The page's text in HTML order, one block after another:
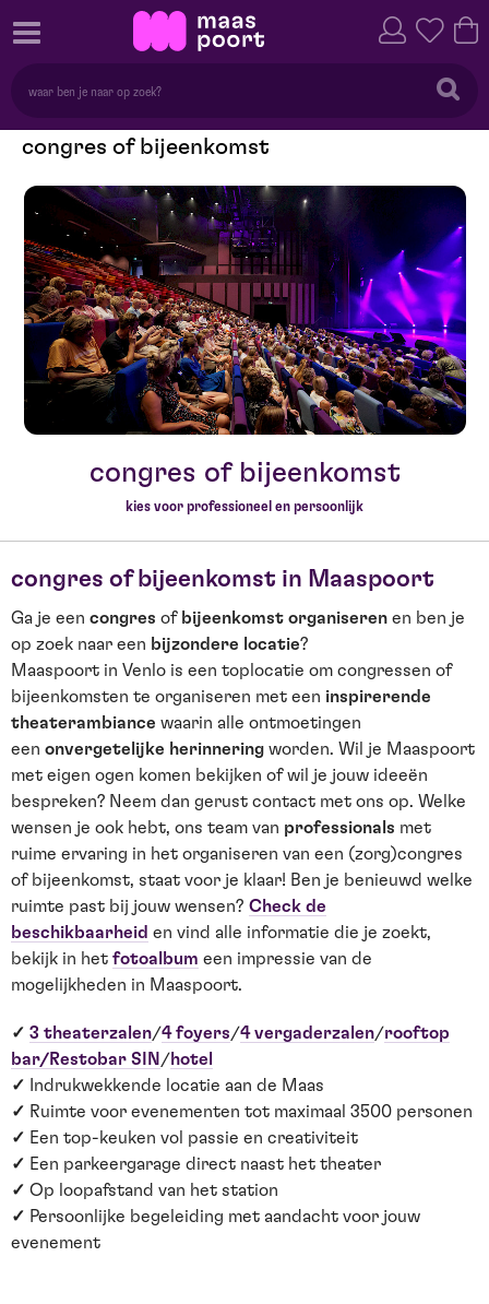
congres of bijeenkomst
congres of bijeenkomst
kies voor professioneel en persoonlijk
congres of bijeenkomst in Maaspoort
Ga je een congres ofbijeenkomst organiseren en ben je
op zoek naar een bijzondere locatie?
Maaspoort in Venlo is een toplocatie om congressen of
bijeenkomsten te organiseren met een inspirerende
theaterambiance waarin alle ontmoetingen
een onvergetelijke herinnering worden. Wil je Maaspoort
met eigen ogen komen bekijken of wil je jouw ideeën
bespreken? Neem dan gerust contact met ons op. Welke
wensen je ook hebt, ons team van professionals met
ruime ervaring in het organiseren van een (zorg)congres
of bijeenkomst, staat voor je klaar! Ben je benieuwd welke
ruimte past bij jouw wensen? Check de
beschikbaarheid en vind alle informatie die je zoekt,
bekijk in het fotoalbum een impressie van de
mogelijkheden in Maaspoort.
✓ 3 theaterzalen/4 foyers/4 vergaderzalen/rooftop
bar/Restobar SIN /hotel
✓
Indrukwekkende locatie aan de Maas
✓ Ruimte voor evenementen tot maximaal 3500 personen
✓ Een top-keuken vol passie en creativiteit
✓ Een parkeergarage direct naast het theater
✓ Op loopafstand van het station
✓ Persoonlijke begeleiding met aandacht voor jouw
evenement